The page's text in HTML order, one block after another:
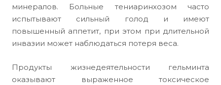
минералов. Больные тениаринхозом часто
испытывают сильный голод и имеют
повышенный аппетит, при этом при длительной
инвазии может наблюдаться потеря веса.
Продукты жизнедеятельности гельминта
оказывают выраженное токсическое